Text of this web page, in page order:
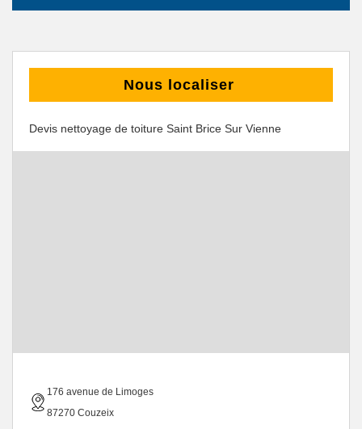
Nous localiser
Devis nettoyage de toiture Saint Brice Sur Vienne
176 avenue de Limoges
87270 Couzeix